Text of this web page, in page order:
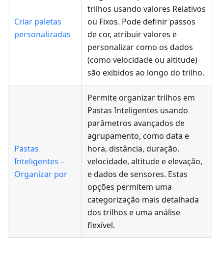
Criar paletas
personalizadas
trilhos usando valores Relativos
ou Fixos. Pode definir passos
de cor, atribuir valores e
personalizar como os dados
(como velocidade ou altitude)
são exibidos ao longo do trilho.
Pastas
Inteligentes –
Organizar por
Permite organizar trilhos em
Pastas Inteligentes usando
parâmetros avançados de
agrupamento, como data e
hora, distância, duração,
velocidade, altitude e elevação,
e dados de sensores. Estas
opções permitem uma
categorização mais detalhada
dos trilhos e uma análise
flexível.